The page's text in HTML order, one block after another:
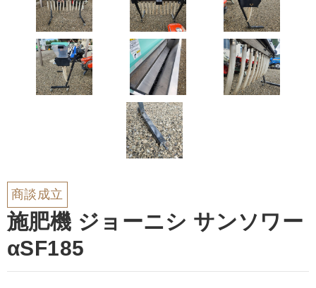
商談成立
施肥機 ジョーニシ サンソワー
αSF185